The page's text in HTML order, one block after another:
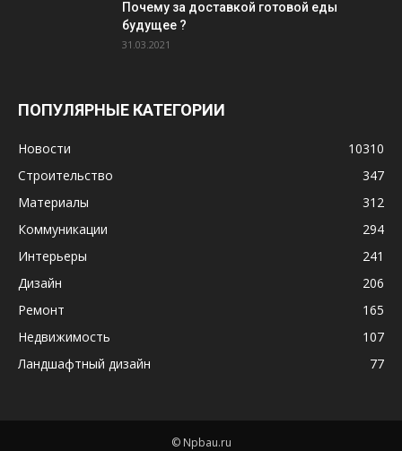
Почему за доставкой готовой еды
будущее ?
31.03.2021
ПОПУЛЯРНЫЕ КАТЕГОРИИ
Новости
10310
Строительство
347
Материалы
312
Коммуникации
294
Интерьеры
241
Дизайн
206
Ремонт
165
Недвижимость
107
Ландшафтный дизайн
77
© Npbau.ru